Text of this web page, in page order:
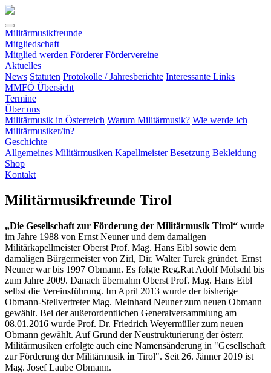
Militärmusikfreunde
Mitgliedschaft(current)
Mitglied werden Förderer Fördervereine
Aktuelles
News Statuten Protokolle / Jahresberichte Interessante Links
MMFÖ Übersicht
Termine
Über uns
Militärmusik in Österreich Warum Militärmusik? Wie werde ich
Militärmusiker/in?
Geschichte
Allgemeines Militärmusiken Kapellmeister Besetzung Bekleidung
Shop
Kontakt
Militärmusikfreunde Tirol
„Die Gesellschaft zur Förderung der Militärmusik Tirol“ wurde
im Jahre 1988 von Ernst Neuner und dem damaligen
Militärkapellmeister Oberst Prof. Mag. Hans Eibl sowie dem
damaligen Bürgermeister von Zirl, Dir. Walter Turek gründet. Ernst
Neuner war bis 1997 Obmann. Es folgte Reg.Rat Adolf Mölschl bis
zum Jahre 2009. Danach übernahm Oberst Prof. Mag. Hans Eibl
selbst die Vereinsführung. Im April 2013 wurde der bisherige
Obmann-Stellvertreter Mag. Meinhard Neuner zum neuen Obmann
gewählt. Bei der außerordentlichen Generalversammlung am
08.01.2016 wurde Prof. Dr. Friedrich Weyermüller zum neuen
Obmann gewählt. Auf Grund der Neustrukturierung der österr.
Militärmusiken erfolgte auch eine Namensänderung in "Gesellschaft
zur Förderung der Militärmusik in Tirol". Seit 26. Jänner 2019 ist
Mag. Josef Laube Obmann.